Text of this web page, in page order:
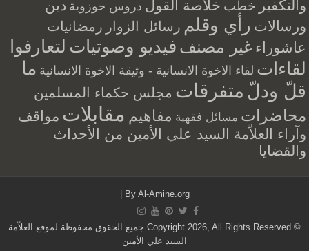
والتكفير خطب خلاصة القول دروس حوزوية دين
ورسالات رأي وقلم رسائل الزوار رمضانيات
عاشوراء غير مصنف فيديو وصوتيات لتعارفوا
لقاءات لقاء الاخوة الانسانية - وثيقة الاخوة الانسانية ما
قلّ ودلّ متفرقات مجلس حكماء المسلمين
محاضرات مسائل فقهية مفاهيم مقابلات مواقف
وآراء العلاّمة السيد علي الأمين من الأحداث
والقضايا
By Al-Amine.org
© Copyright 2026, All Rights Reserved جميع الحقوق محفوظة لموقع العلاّمة
السيد علي الأمين